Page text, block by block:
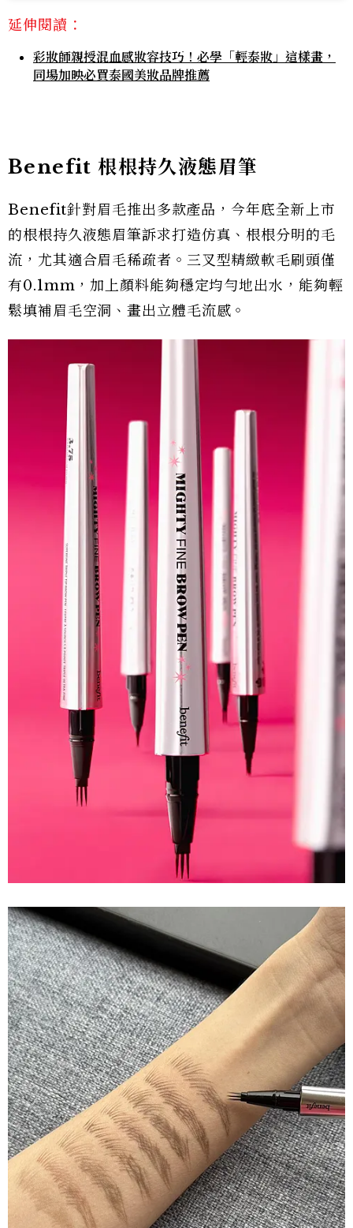
延伸閱讀：
彩妝師親授混血感妝容技巧！必學「輕泰妝」這樣畫，
同場加映必買泰國美妝品牌推薦
Benefit 根根持久液態眉筆
Benefit針對眉毛推出多款產品，今年底全新上市
的根根持久液態眉筆訴求打造仿真、根根分明的毛
流，尤其適合眉毛稀疏者。三叉型精緻軟毛刷頭僅
有0.1mm，加上顏料能夠穩定均勻地出水，能夠輕
鬆填補眉毛空洞、畫出立體毛流感。